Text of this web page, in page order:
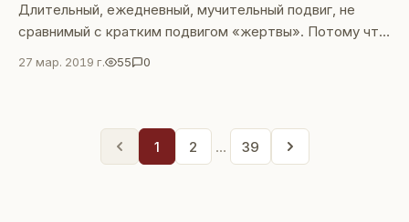
Длительный, ежедневный, мучительный подвиг, не
сравнимый с кратким подвигом «жертвы». Потому что
жить – больно. Тем, кто способен самостоятельно
мыслить и чувствовать, — больно! Каково быть одному
27 мар. 2019 г. 55 0
1 2 … 39